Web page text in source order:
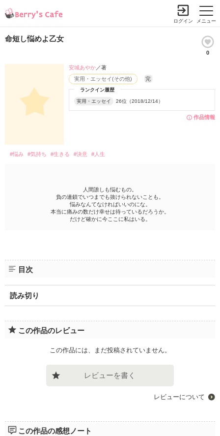
メニュー
ログイン
命短し悩めよ乙女
0
作品情報
ランクイン履歴
実用・エッセイ 26位（2018/12/14）
実用・エッセイ(その他) 完
安城あやか／著
#悩み #気持ち #生きる #決意 #人生
人間誰しも悩むもの。
負の連鎖でいつまでも抜けられないことも。
悩みなんてなければいいのにな。
本当に痛みの数だけ幸せは待っているだろうか。
だけど確かに今ここに私はいる。
目次
読み切り
この作品のレビュー
この作品には、まだ投稿されていません。
レビューを書く
レビューについて
この作品の感想ノート